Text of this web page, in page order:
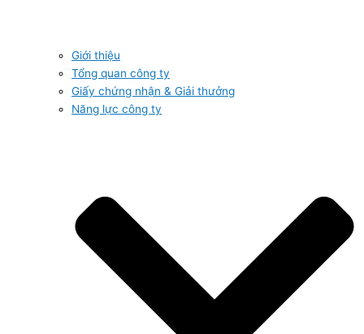
Giới thiệu
Tổng quan công ty
Giấy chứng nhận & Giải thưởng
Năng lực công ty